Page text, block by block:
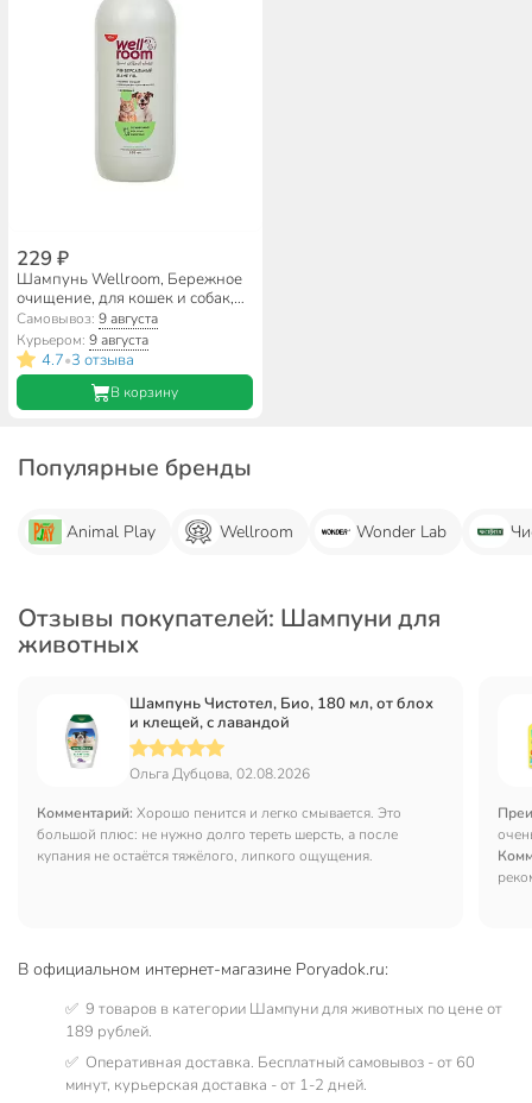
229 ₽
Шампунь Wellroom, Бережное
очищение, для кошек и собак,
500 мл
Самовывоз:9 августа
Курьером:9 августа
4.7•3 отзыва
В корзину
Популярные бренды
Animal Play Wellroom Wonder Lab
Отзывы покупателей: Шампуни для
животных
Шампунь Чистотел, Био, 180 мл, от блох
и клещей, с лавандой
Ольга Дубцова, 02.08.2026
Комментарий: Хорошо пенится и легко смывается. Это
большой плюс: не нужно долго тереть шерсть, а после
купания не остаётся тяжёлого, липкого ощущения.
В официальном интернет-магазине Poryadok.ru:
✅ 9 товаров в категории Шампуни для животных по цене от
189 рублей.
✅ Оперативная доставка. Бесплатный самовывоз - от 60
минут, курьерская доставка - от 1-2 дней.